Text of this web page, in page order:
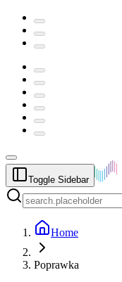
Toggle Sidebar
Home
Poprawka